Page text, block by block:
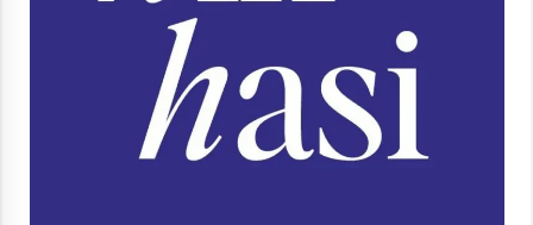
inguruko tailerraren audioa
2021/11/25